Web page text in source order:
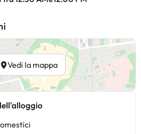
Vedi la mappa